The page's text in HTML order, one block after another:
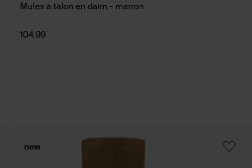
Mules à talon en daim - marron
104.99
new